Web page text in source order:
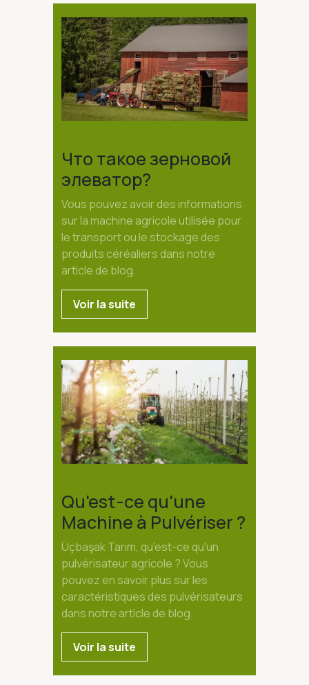
Что такое зерновой
элеватор?
Vous pouvez avoir des informations
sur la machine agricole utilisée pour
le transport ou le stockage des
produits céréaliers dans notre
article de blog.
Voir la suite
Qu'est-ce qu'une
Machine à Pulvériser ?
Üçbaşak Tarım, qu'est-ce qu'un
pulvérisateur agricole ? Vous
pouvez en savoir plus sur les
caractéristiques des pulvérisateurs
dans notre article de blog.
Voir la suite